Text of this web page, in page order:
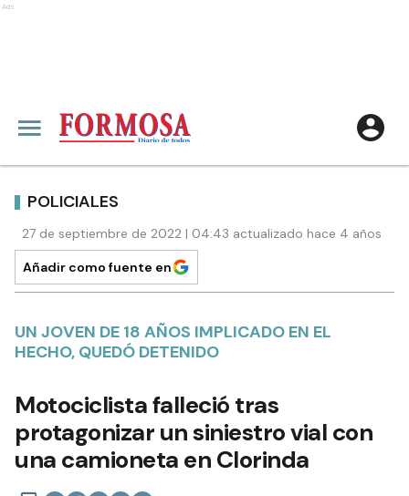
Ads
POLICIALES
27 de septiembre de 2022 | 04:43 actualizado hace 4 años
Añadir como fuente en
UN JOVEN DE 18 AÑOS IMPLICADO EN EL
HECHO, QUEDÓ DETENIDO
Motociclista falleció tras
protagonizar un siniestro vial con
una camioneta en Clorinda